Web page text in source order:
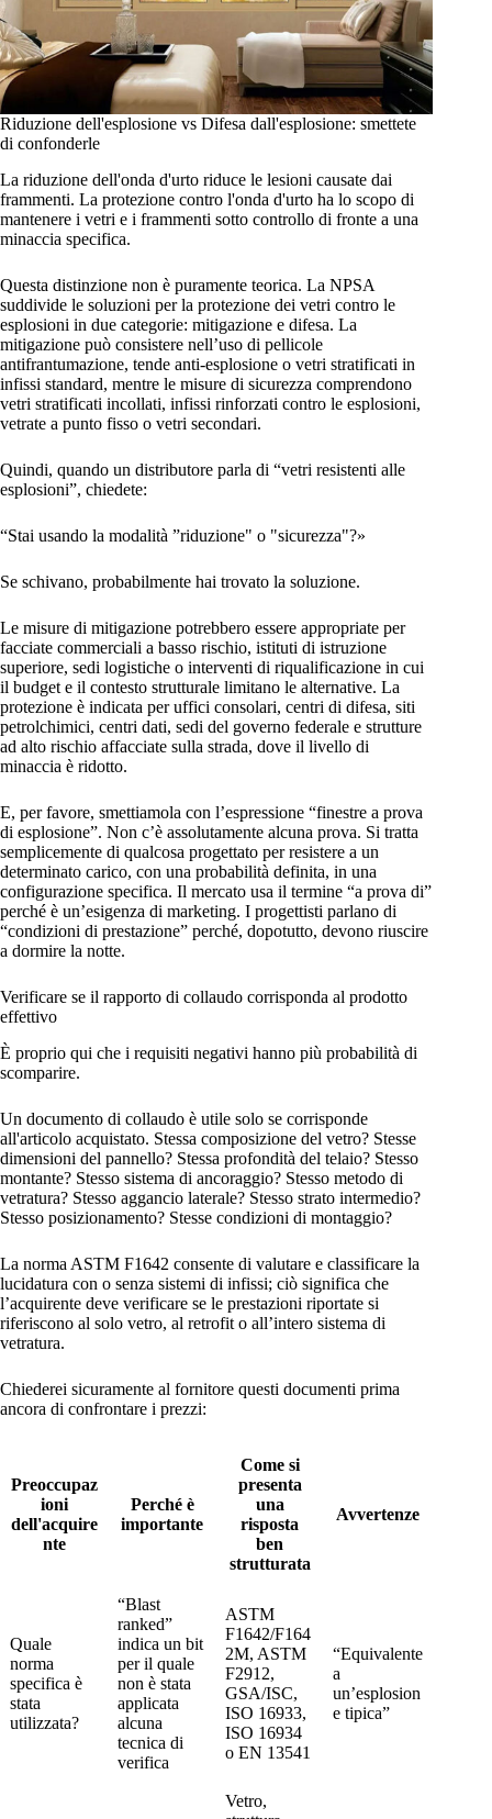
Riduzione dell'esplosione vs Difesa dall'esplosione: smettete
di confonderle
La riduzione dell'onda d'urto riduce le lesioni causate dai
frammenti. La protezione contro l'onda d'urto ha lo scopo di
mantenere i vetri e i frammenti sotto controllo di fronte a una
minaccia specifica.
Questa distinzione non è puramente teorica. La NPSA
suddivide le soluzioni per la protezione dei vetri contro le
esplosioni in due categorie: mitigazione e difesa. La
mitigazione può consistere nell’uso di pellicole
antifrantumazione, tende anti-esplosione o vetri stratificati in
infissi standard, mentre le misure di sicurezza comprendono
vetri stratificati incollati, infissi rinforzati contro le esplosioni,
vetrate a punto fisso o vetri secondari.
Quindi, quando un distributore parla di “vetri resistenti alle
esplosioni”, chiedete:
“Stai usando la modalità ”riduzione" o "sicurezza"?»
Se schivano, probabilmente hai trovato la soluzione.
Le misure di mitigazione potrebbero essere appropriate per
facciate commerciali a basso rischio, istituti di istruzione
superiore, sedi logistiche o interventi di riqualificazione in cui
il budget e il contesto strutturale limitano le alternative. La
protezione è indicata per uffici consolari, centri di difesa, siti
petrolchimici, centri dati, sedi del governo federale e strutture
ad alto rischio affacciate sulla strada, dove il livello di
minaccia è ridotto.
E, per favore, smettiamola con l’espressione “finestre a prova
di esplosione”. Non c’è assolutamente alcuna prova. Si tratta
semplicemente di qualcosa progettato per resistere a un
determinato carico, con una probabilità definita, in una
configurazione specifica. Il mercato usa il termine “a prova di”
perché è un’esigenza di marketing. I progettisti parlano di
“condizioni di prestazione” perché, dopotutto, devono riuscire
a dormire la notte.
Verificare se il rapporto di collaudo corrisponda al prodotto
effettivo
È proprio qui che i requisiti negativi hanno più probabilità di
scomparire.
Un documento di collaudo è utile solo se corrisponde
all'articolo acquistato. Stessa composizione del vetro? Stesse
dimensioni del pannello? Stessa profondità del telaio? Stesso
montante? Stesso sistema di ancoraggio? Stesso metodo di
vetratura? Stesso aggancio laterale? Stesso strato intermedio?
Stesso posizionamento? Stesse condizioni di montaggio?
La norma ASTM F1642 consente di valutare e classificare la
lucidatura con o senza sistemi di infissi; ciò significa che
l’acquirente deve verificare se le prestazioni riportate si
riferiscono al solo vetro, al retrofit o all’intero sistema di
vetratura.
Chiederei sicuramente al fornitore questi documenti prima
ancora di confrontare i prezzi:
Preoccupaz
ioni
dell'acquire
nte
Perché è
importante
Come si
presenta
una
risposta
ben
strutturata
Avvertenze
Quale
norma
specifica è
stata
utilizzata?
“Blast
ranked”
indica un bit
per il quale
non è stata
applicata
alcuna
tecnica di
verifica
ASTM
F1642/F164
2M, ASTM
F2912,
GSA/ISC,
ISO 16933,
ISO 16934
o EN 13541
“Equivalente
a
un’esplosion
e tipica”
Vetro,